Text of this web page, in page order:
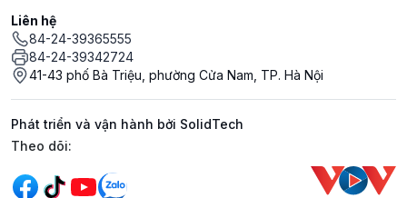
Liên hệ
84-24-39365555
84-24-39342724
41-43 phố Bà Triệu, phường Cửa Nam, TP. Hà Nội
Phát triển và vận hành bởi SolidTech
Mạng xã hội
Theo dõi: